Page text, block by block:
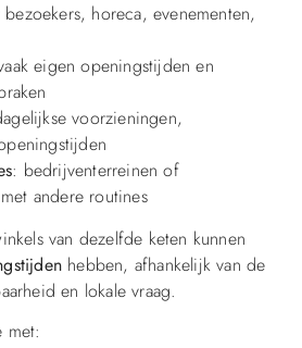
horeca, evenementen,
eigen openingstijden en
voorzieningen,
: bedrijventerreinen of
andere routines
van dezelfde keten kunnen
hebben, afhankelijk van de
en lokale vraag.
met: